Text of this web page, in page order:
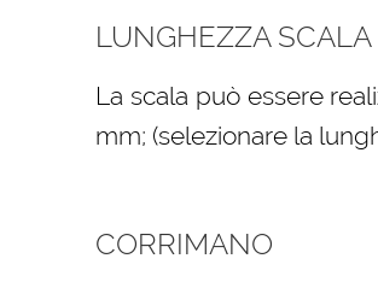
LUNGHEZZA SCALA
La scala può essere
mm; (selezionare la
CORRIMANO